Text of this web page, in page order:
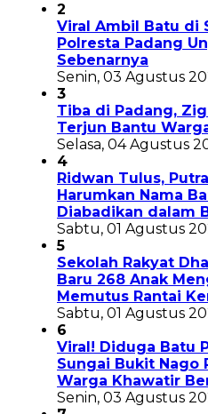
2
Viral Ambil Batu di
Polresta Padang
Sebenarnya
Senin, 03 Agustus
3
Tiba di Padang,
Terjun Bantu
Selasa, 04 Agustus
4
Ridwan Tulus,
Harumkan Nama
Diabadikan dalam
Sabtu, 01 Agustus
5
Sekolah Rakyat
Baru 268 Anak
Memutus Rantai
Sabtu, 01 Agustus
6
Viral! Diduga Batu
Sungai Bukit Nago
Warga Khawatir
Senin, 03 Agustus